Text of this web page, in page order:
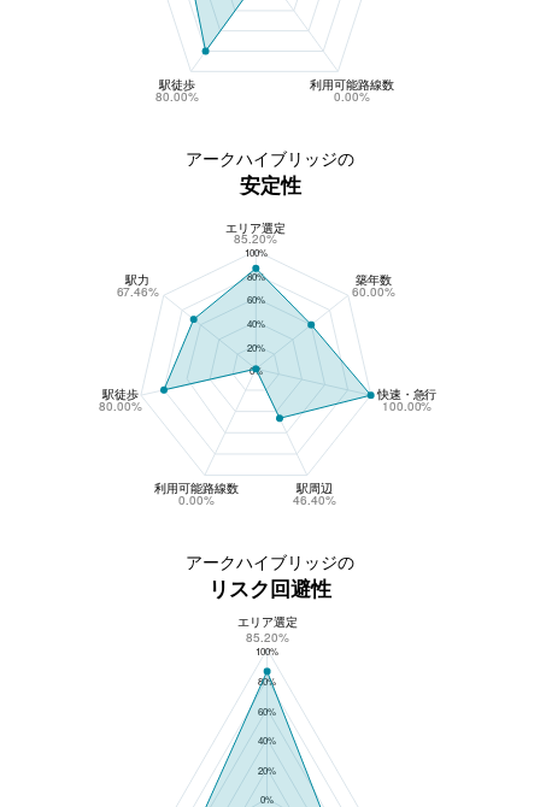
駅徒歩
80.00%
利用可能路線数
0.00%
アークハイブリッジの
安定性
100%
80%
60%
40%
20%
0%
エリア選定
85.20%
駅力
67.46%
駅徒歩
80.00%
利用可能路線数
0.00%
駅周辺
46.40%
快速・急行
100.00%
築年数
60.00%
アークハイブリッジの
リスク回避性
アークハイブリッジのリスク回避性
100%
80%
60%
40%
20%
0%
エリア選定
85.20%